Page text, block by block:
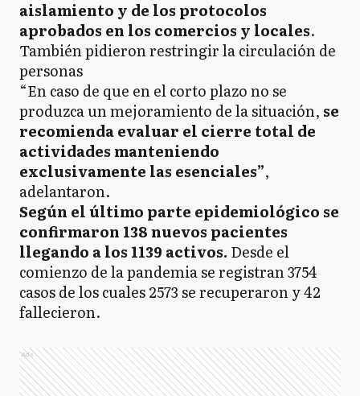
aislamiento y de los protocolos
aprobados en los comercios y locales.
También pidieron restringir la circulación de
personas
“En caso de que en el corto plazo no se
produzca un mejoramiento de la situación, se
recomienda evaluar el cierre total de
actividades manteniendo
exclusivamente las esenciales”,
adelantaron.
Según el último parte epidemiológico se
confirmaron 138 nuevos pacientes
llegando a los 1139 activos. Desde el
comienzo de la pandemia se registran 3754
casos de los cuales 2573 se recuperaron y 42
fallecieron.
Ads